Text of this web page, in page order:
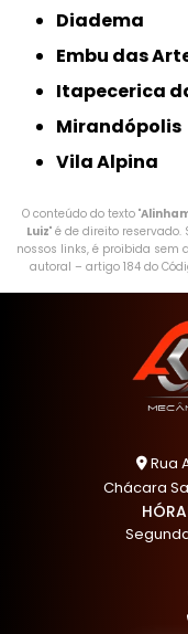
Diadema
Embu das
Itapecerica
Mirandópolis
Vila Alpina
O conteúdo do texto "
Luiz" é de direito
nossos links, é proibida sem
autoral – artigo 184 do
Rua
Chácara